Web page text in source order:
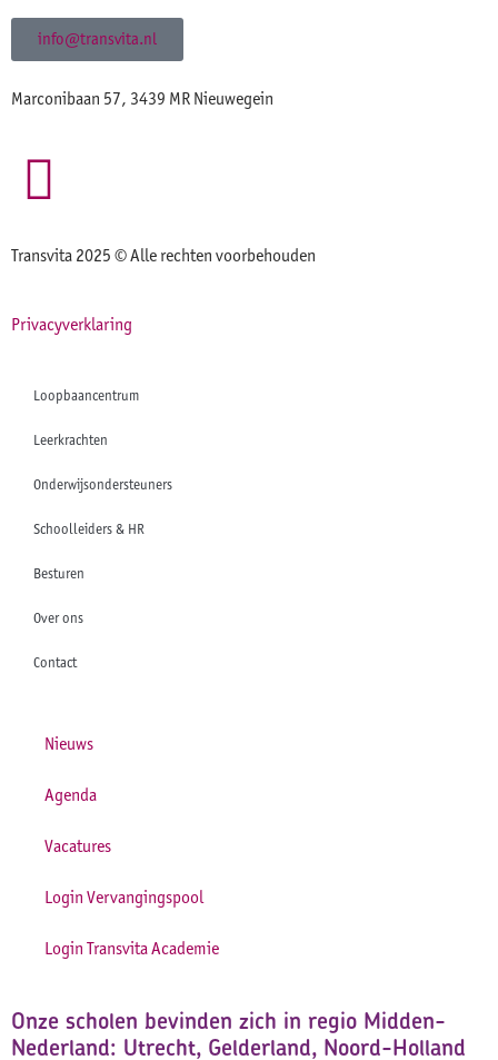
info@transvita.nl
Marconibaan 57, 3439 MR Nieuwegein
Transvita 2025 © Alle rechten voorbehouden
Privacyverklaring
Loopbaancentrum
Leerkrachten
Onderwijsondersteuners
Schoolleiders & HR
Besturen
Over ons
Contact
Nieuws
Agenda
Vacatures
Login Vervangingspool
Login Transvita Academie
Onze scholen bevinden zich in regio Midden-
Nederland: Utrecht, Gelderland, Noord-Holland